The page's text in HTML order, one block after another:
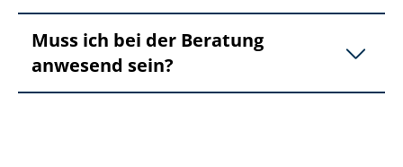
Muss ich bei der Beratung
anwesend sein?